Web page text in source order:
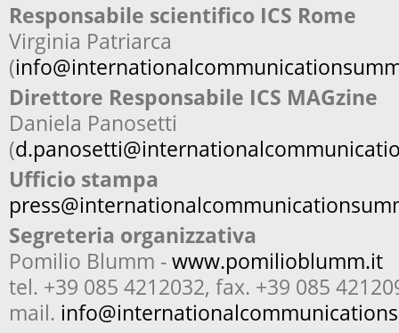
Responsabile scientifico ICS Rome
Virginia Patriarca
(
Direttore Responsabile ICS MAGzine
Daniela Panosetti
(
Ufficio stampa
Segreteria organizzativa
Pomilio Blumm -www.pomilioblumm.it
tel. +39 085 4212032, fax. +39 085
mail.